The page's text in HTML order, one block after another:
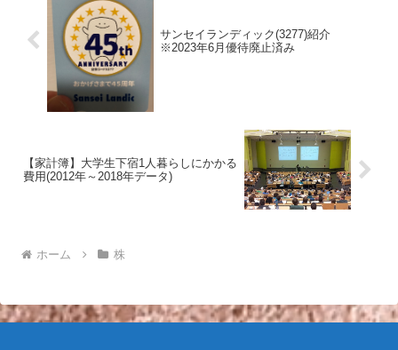
サンセイランディック(3277)紹介
※2023年6月優待廃止済み
【家計簿】大学生下宿1人暮らしにかかる
費用(2012年～2018年データ)
ホーム 株